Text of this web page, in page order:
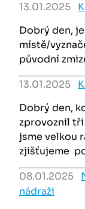
13.01.2025
Dobrý den,
místě/
původní
13.01.2025
Dobrý den,
zprovoznil tři
jsme velkou
zjišťujeme
08.01.2025
nádraži